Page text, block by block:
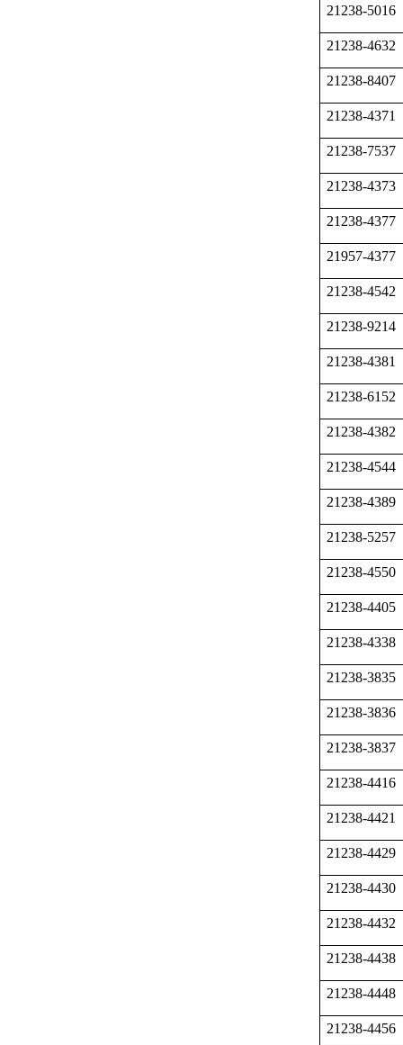
21238-5016
21238-4632
21238-8407
21238-4371
21238-7537
21238-4373
21238-4377
21957-4377
21238-4542
21238-9214
21238-4381
21238-6152
21238-4382
21238-4544
21238-4389
21238-5257
21238-4550
21238-4405
21238-4338
21238-3835
21238-3836
21238-3837
21238-4416
21238-4421
21238-4429
21238-4430
21238-4432
21238-4438
21238-4448
21238-4456